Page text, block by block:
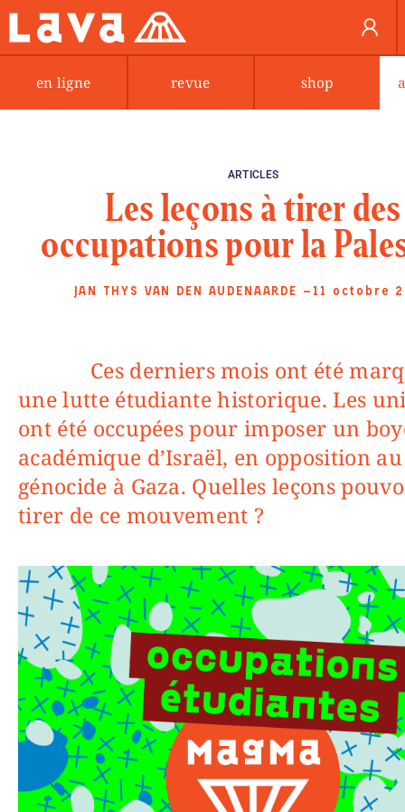
en ligne revue shop
ARTICLES
Les leçons à tirer des
occupations pour la
JAN THYS VAN DEN AUDENAARDE —11 octobre
Ces derniers mois ont été marqués par
une lutte étudiante historique. Les
ont été occupées pour imposer un
académique d’Israël, en opposition au
génocide à Gaza. Quelles leçons
tirer de ce mouvement ?